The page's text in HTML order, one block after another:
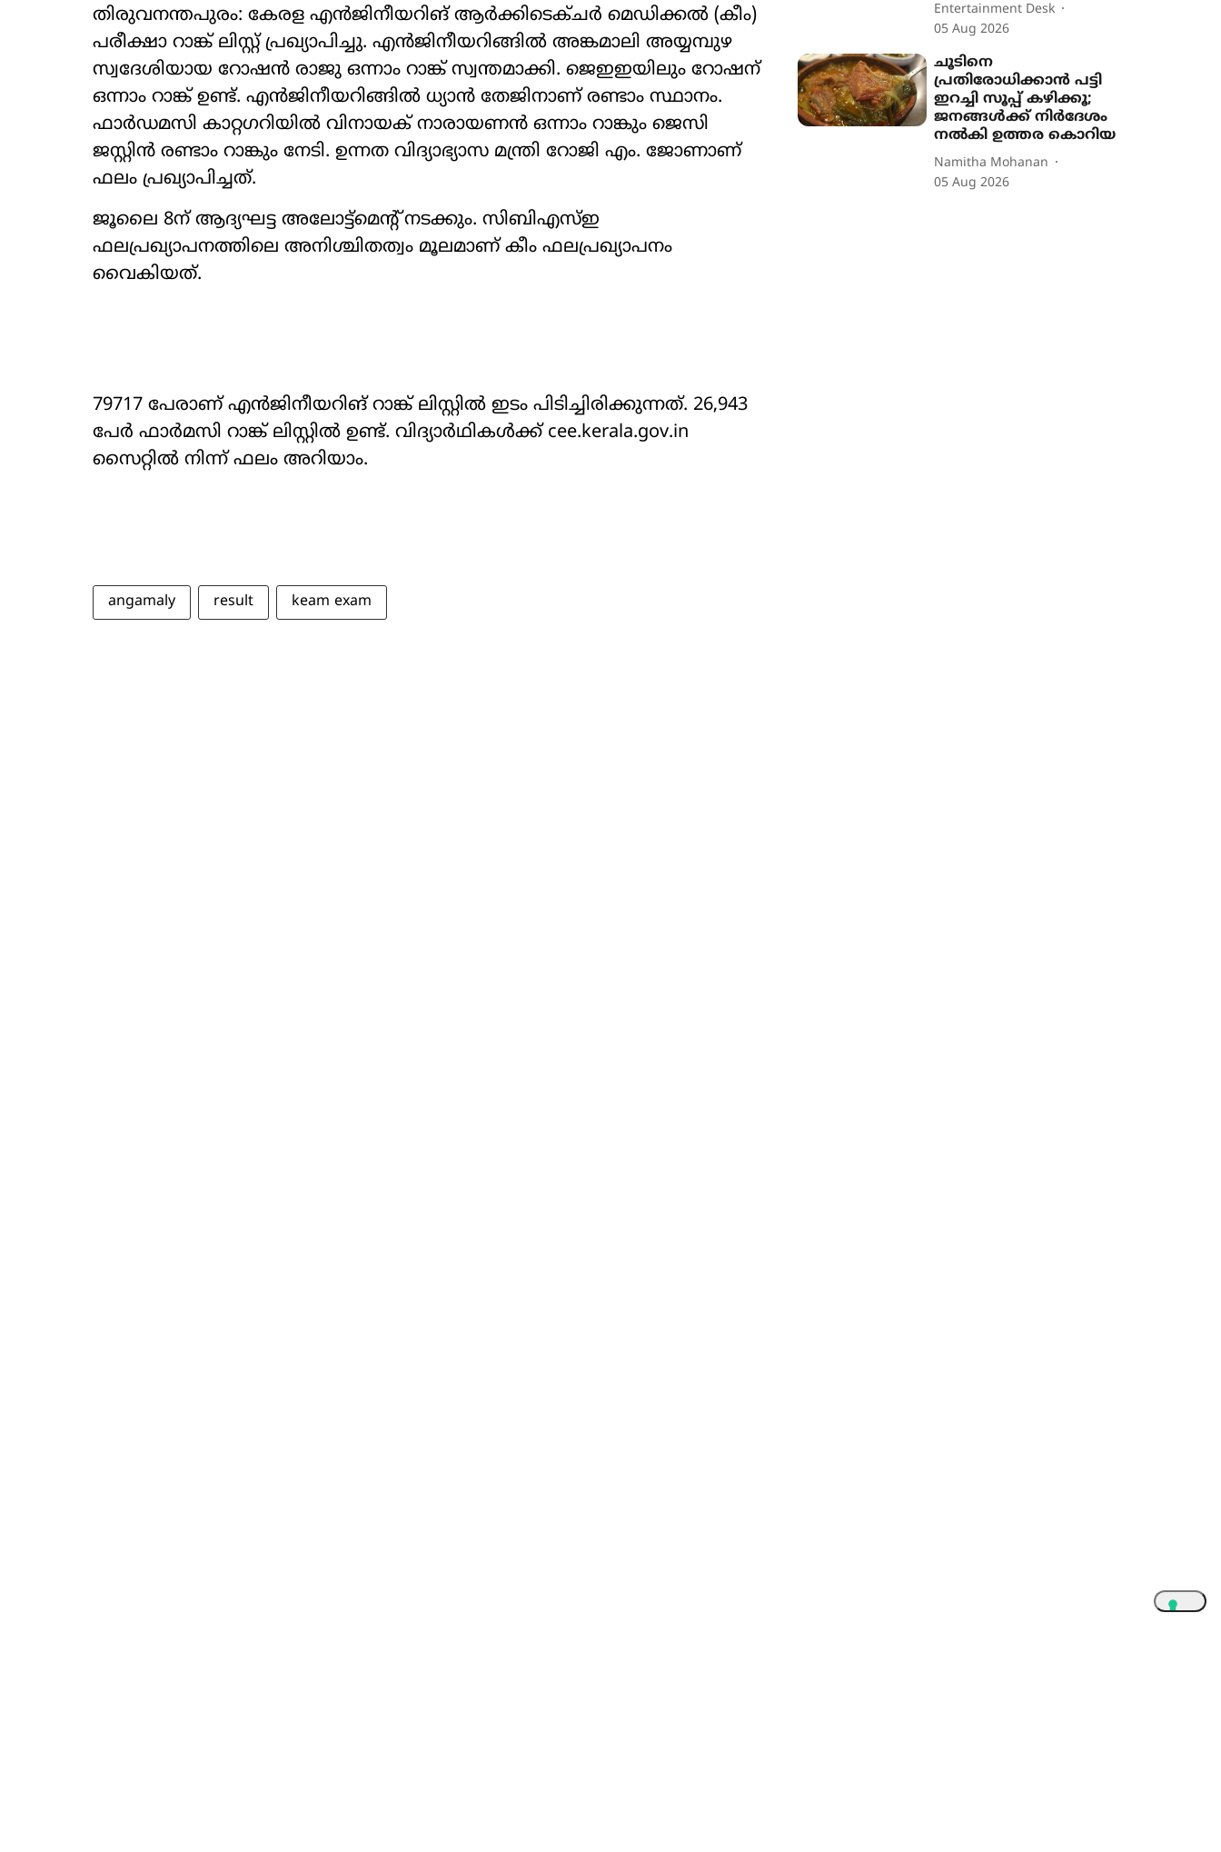
തിരുവനന്തപുരം: കേരള എൻജിനീയറിങ് ആർക്കിടെക്ചർ മെഡിക്കൽ (കീം)
പരീക്ഷാ റാങ്ക് ലിസ്റ്റ് പ്രഖ്യാപിച്ചു. എൻജിനീയറിങ്ങിൽ അങ്കമാലി അയ്യമ്പുഴ
സ്വദേശിയായ റോഷൻ രാജു ഒന്നാം റാങ്ക് സ്വന്തമാക്കി. ജെഇഇയിലും റോഷന്
ഒന്നാം റാങ്ക് ഉണ്ട്. എൻജിനീയറിങ്ങിൽ ധ്യാൻ തേജിനാണ് രണ്ടാം സ്ഥാനം.
ഫാർഡമസി കാറ്റഗറിയിൽ വിനായക് നാരായണൻ ഒന്നാം റാങ്കും ജെസി
ജസ്റ്റിൻ രണ്ടാം റാങ്കും നേടി. ഉന്നത വിദ്യാഭ്യാസ മന്ത്രി റോജി എം. ജോണാണ്
ഫലം പ്രഖ്യാപിച്ചത്.
ജൂലൈ 8ന് ആദ്യഘട്ട അലോട്ട്മെന്‍റ് നടക്കും. സിബിഎസ്‌ഇ
ഫലപ്രഖ്യാപനത്തിലെ അനിശ്ചിതത്വം മൂലമാണ് കീം ഫലപ്രഖ്യാപനം
വൈകിയത്.
79‌717 പേരാണ് എൻജിനീയറിങ് റാങ്ക് ലിസ്റ്റിൽ ഇടം പിടിച്ചിരിക്കുന്നത്. 26,943
പേർ ഫാർമസി റാങ്ക് ലിസ്റ്റിൽ ഉണ്ട്. വിദ്യാർഥികൾക്ക് cee.kerala.gov.in
സൈറ്റിൽ നിന്ന് ഫലം അറിയാം.
angamaly result keam exam
Entertainment Desk
05 Aug 2026
ചൂടിനെ
പ്രതിരോധിക്കാൻ പട്ടി
ഇറച്ചി സൂപ്പ് കഴിക്കൂ;
ജനങ്ങൾക്ക് നിർദേശം
നൽകി ഉത്തര കൊറിയ
Namitha Mohanan
05 Aug 2026